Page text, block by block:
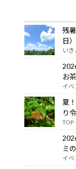
残
日）
い
お
イ
夏
り
TOP
ミ
イ